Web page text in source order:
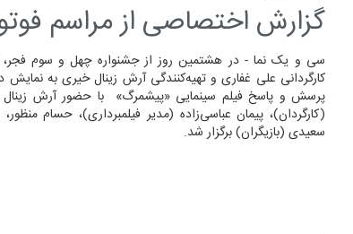
گزارش اختصاصی از مراسم
سی و یک نما - در هشتمین روز از جشنواره چهل و سوم
کارگردانی علی غفاری و تهیه‌کنندگی آرش زینال خیری به
پرسش و پاسخ فیلم سینمایی «پیشمرگ» با حضور آرش زینال
(کارگردان)، پیمان عباسی‌زاده (مدیر فیلمبرداری)، حسام
سعیدی (بازیگران) برگزار شد.